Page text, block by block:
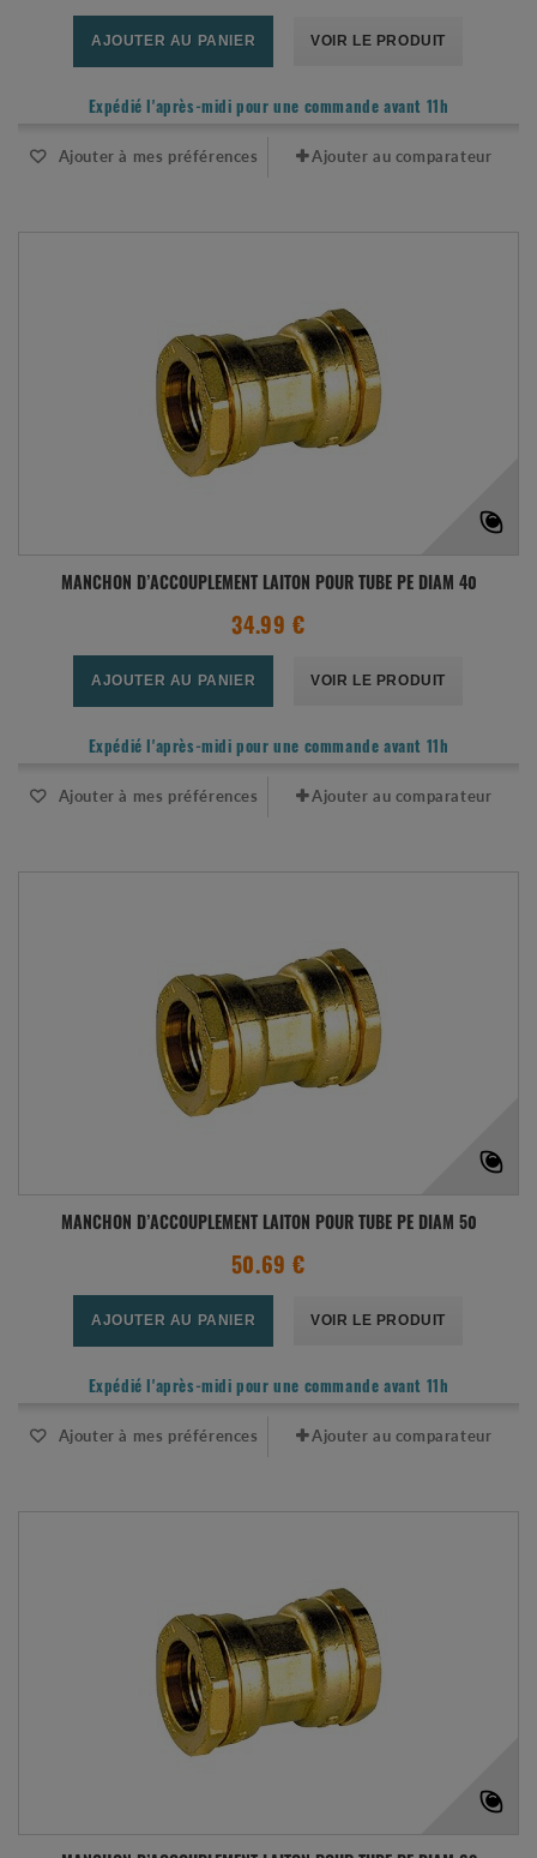
AJOUTER AU PANIER VOIR LE PRODUIT
Expédié l'après-midi pour une commande avant 11h
Ajouter à mes préférences Ajouter au comparateur
MANCHON D’ACCOUPLEMENT LAITON POUR TUBE PE DIAM 40
34.99 €
AJOUTER AU PANIER VOIR LE PRODUIT
Expédié l'après-midi pour une commande avant 11h
Ajouter à mes préférences Ajouter au comparateur
MANCHON D’ACCOUPLEMENT LAITON POUR TUBE PE DIAM 50
50.69 €
AJOUTER AU PANIER VOIR LE PRODUIT
Expédié l'après-midi pour une commande avant 11h
Ajouter à mes préférences Ajouter au comparateur